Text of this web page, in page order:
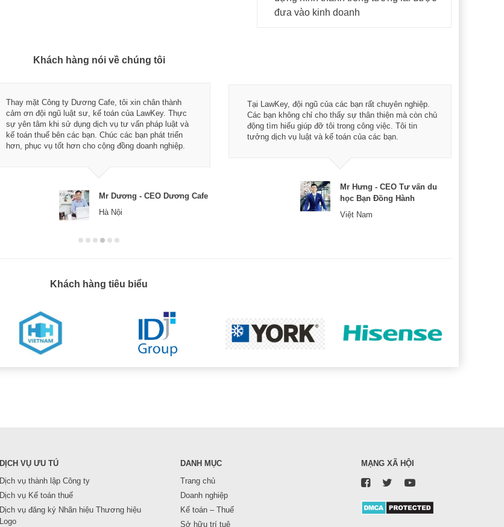
đưa vào kinh doanh
Khách hàng nói về chúng tôi
Thay mặt Công ty Dương Cafe, tôi xin chân thành
cảm ơn đội ngũ luật sư, kế toán của LawKey. Thực
sự yên tâm khi sử dụng dịch vụ tư vấn pháp luật và
kế toán thuế bên các bạn. Chúc các bạn phát triển
hơn, phục vụ tốt hơn cho cộng đồng doanh nghiệp.
Mr Dương - CEO Dương Cafe
Hà Nội
Tại LawKey, đội ngũ của các bạn rất chuyên nghiệp.
Các bạn không chỉ cho thấy sự thân thiện mà còn chủ
động tìm hiểu giúp đỡ tôi trong công việc. Tôi tin
tưởng dịch vụ luật và kế toán của các bạn.
Mr Hưng - CEO Tư vấn du
học Bạn Đồng Hành
Việt Nam
Khách hàng tiêu biểu
DỊCH VỤ ƯU TÚ
Dịch vụ thành lập Công ty
Dịch vụ Kế toán thuế
Dịch vụ đăng ký Nhãn hiệu Thương hiệu
Logo
DANH MỤC
Trang chủ
Doanh nghiệp
Kế toán – Thuế
Sở hữu trí tuệ
MẠNG XÃ HỘI